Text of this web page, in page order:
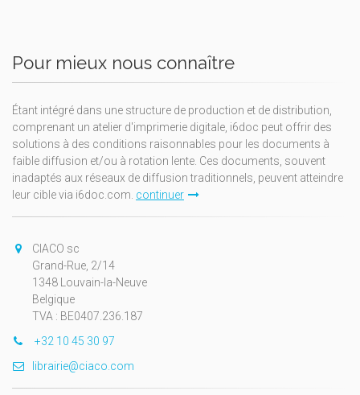
Pour mieux nous connaître
Étant intégré dans une structure de production et de distribution,
comprenant un atelier d'imprimerie digitale, i6doc peut offrir des
solutions à des conditions raisonnables pour les documents à
faible diffusion et/ou à rotation lente. Ces documents, souvent
inadaptés aux réseaux de diffusion traditionnels, peuvent atteindre
leur cible via i6doc.com. continuer
CIACO sc
Grand-Rue, 2/14
1348 Louvain-la-Neuve
Belgique
TVA : BE0407.236.187
+32 10 45 30 97
librairie@ciaco.com